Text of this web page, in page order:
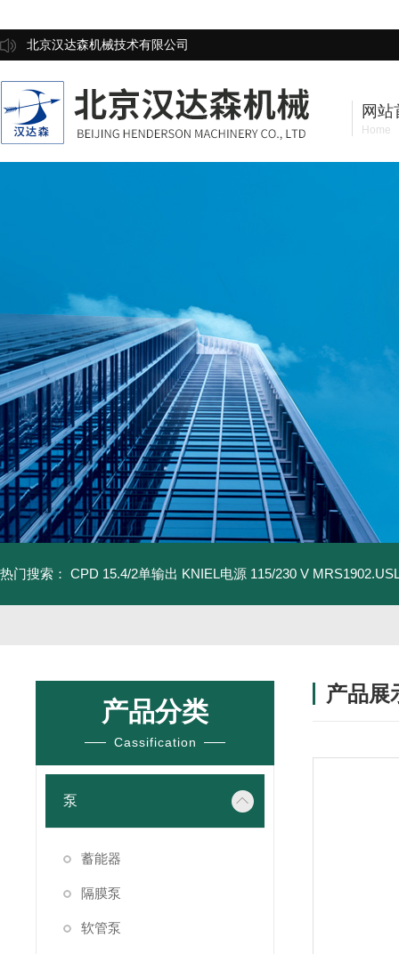
北京汉达森机械技术有限公司
网站
Home
热门搜索： CPD 15.4/2单输出 KNIEL电源 115/230 V
产品分类
Cassification
泵
蓄能器
隔膜泵
软管泵
产品展